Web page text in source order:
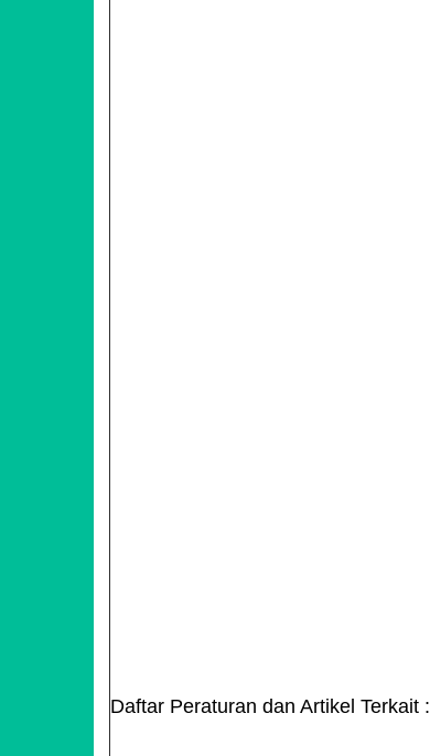
Daftar Peraturan dan Artikel Terkait :